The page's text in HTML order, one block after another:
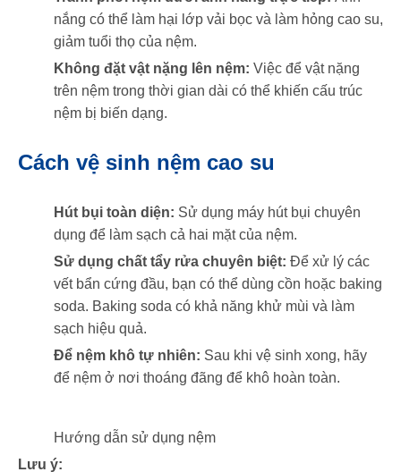
nắng có thể làm hại lớp vải bọc và làm hỏng cao su,
giảm tuổi thọ của nệm.
Không đặt vật nặng lên nệm: Việc để vật nặng
trên nệm trong thời gian dài có thể khiến cấu trúc
nệm bị biến dạng.
Cách vệ sinh nệm cao su
Hút bụi toàn diện: Sử dụng máy hút bụi chuyên
dụng để làm sạch cả hai mặt của nệm.
Sử dụng chất tẩy rửa chuyên biệt: Để xử lý các
vết bẩn cứng đầu, bạn có thể dùng cồn hoặc baking
soda. Baking soda có khả năng khử mùi và làm
sạch hiệu quả.
Để nệm khô tự nhiên: Sau khi vệ sinh xong, hãy
để nệm ở nơi thoáng đãng để khô hoàn toàn.
Hướng dẫn sử dụng nệm
Lưu ý: